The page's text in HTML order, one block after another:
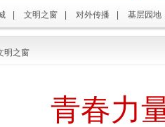
文明之窗 对外传播 基层园地
明之窗
青春力